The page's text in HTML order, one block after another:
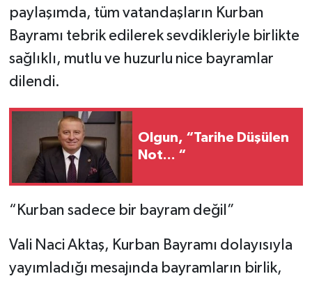
paylaşımda, tüm vatandaşların Kurban
Bayramı tebrik edilerek sevdikleriyle birlikte
sağlıklı, mutlu ve huzurlu nice bayramlar
dilendi.
Olgun, “Tarihe Düşülen
Not... “
“Kurban sadece bir bayram değil”
Vali Naci Aktaş, Kurban Bayramı dolayısıyla
yayımladığı mesajında bayramların birlik,